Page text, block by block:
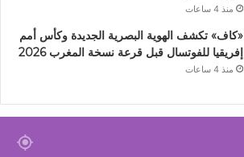
منذ 4 ساعات
«كاف» تكشف الهوية البصرية الجديدة وكأس أمم
إفريقيا للفوتسال قبل قرعة نسخة المغرب 2026
منذ 4 ساعات